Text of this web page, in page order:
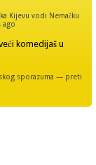
Kijevu vodi Nemačku
ago
komedijaš u
sporazuma — preti